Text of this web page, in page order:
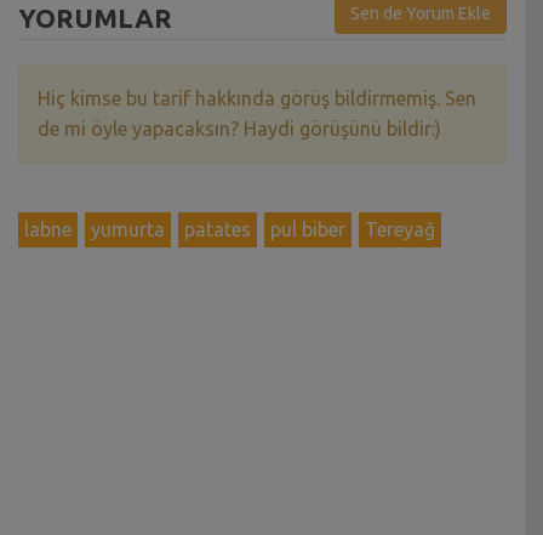
YORUMLAR Sen de Yorum Ekle
Hiç kimse bu tarif hakkında görüş bildirmemiş. Sen
de mi öyle yapacaksın? Haydi görüşünü bildir:)
labne yumurta patates pul biber Tereyağ